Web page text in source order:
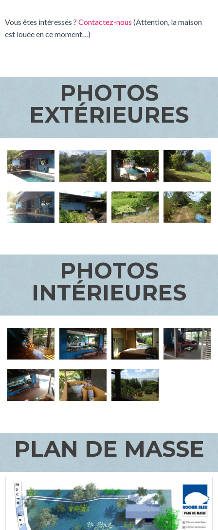
Vous êtes intéressés ? Contactez-nous (Attention, la maison
est louée en ce moment…)
PHOTOS
EXTÉRIEURES
PHOTOS
INTÉRIEURES
PLAN DE MASSE